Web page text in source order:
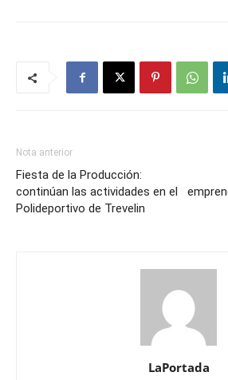
Nota anterior
Fiesta de la Producción:
continúan las actividades en el
Polideportivo de Trevelin
LaPortada